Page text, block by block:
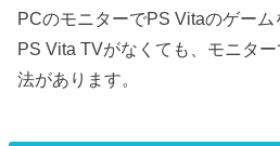
PCのモニターでPS Vitaのゲーム
PS Vita TVがなくても、モニタ
法があります。